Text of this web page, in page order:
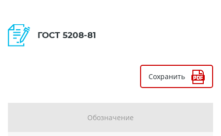
ГОСТ 5208-81
Сохранить
Обозначение